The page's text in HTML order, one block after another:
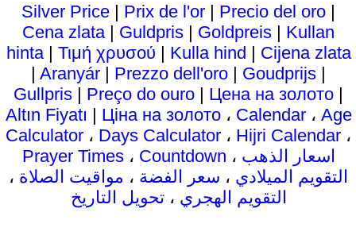
Silver Price | Prix ​​de l'or | Precio del oro |
Cena zlata | Guldpris | Goldpreis | Kullan
hinta| Τιμή χρυσού | Kulla hind | Cijena zlata
|Aranyár | Prezzo dell'oro | Goudprijs |
Gullpris | Preço do ouro | Цена на золото |
Altın Fiyatı | Ціна на золото، Calendar، Age
Calculator ، Days Calculator ، Hijri Calendar ،
Prayer Times، Countdown اسعار الذهب ،
التقويم الميلادي ، سعر الفضة ، مواقيت الصلاة ،
التقويم الهجري ،تحويل التاريخ